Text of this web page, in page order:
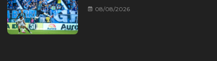
08/08/2026